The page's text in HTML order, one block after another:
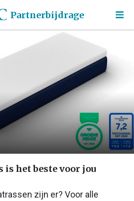
Partnerbijdrage
is het beste voor jou
zijn er? Voor alle